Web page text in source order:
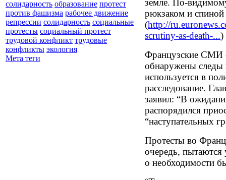
солидарность образование протест
против фашизма рабочее движение
репрессии солидарность социальные
протесты социальный протест
трудовой конфликт трудовые
конфликты экология
Мета теги
земле. По-
рюкзаком и спиной
(http://
scrutiny-as-death-...)
Французские СМИ
обнаружены следы
используется в
расследование.
заявил: “В
распорядился
“наступательных
Протесты во
очередь, пытаются
о необходимости